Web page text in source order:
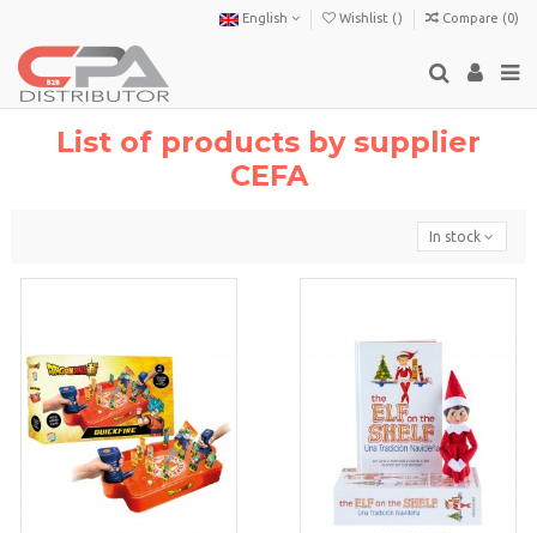
English Wishlist () Compare (0)
List of products by supplier
CEFA
In stock